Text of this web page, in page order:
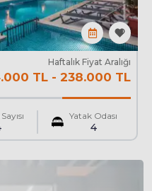
Haftalık Fiyat Aralığı
TL - 238.000 TL
Yatak Odası
4